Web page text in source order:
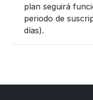
plan seguirá
periodo de
días).